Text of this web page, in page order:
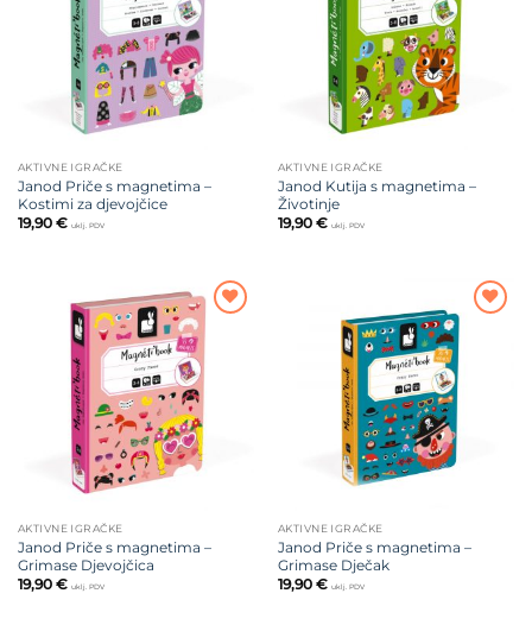
AKTIVNE IGRAČKE
Janod Priče s magnetima –
Kostimi za djevojčice
19,90 € uklj. PDV
AKTIVNE IGRAČKE
Janod Kutija s magnetima –
Životinje
19,90 € uklj. PDV
Dodajte
na listu
AKTIVNE IGRAČKE
Janod Priče s magnetima –
Grimase Djevojčica
19,90 € uklj. PDV
Dodajte
na listu
AKTIVNE IGRAČKE
Janod Priče s magnetima –
Grimase Dječak
19,90 € uklj. PDV